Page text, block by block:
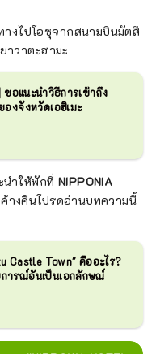
งไปโอซุจากสนามบินมัตสึ
าวาตะฮามะ
อแนะนำวิธีการเข้าถึง
งจังหวัดเอฮิเมะ
นำให้พักที่ NIPPONIA
างคืนโปรดอ่านบทความนี้
Castle Town" คืออะไร?
ารณ์อันเป็นเอกลักษณ์